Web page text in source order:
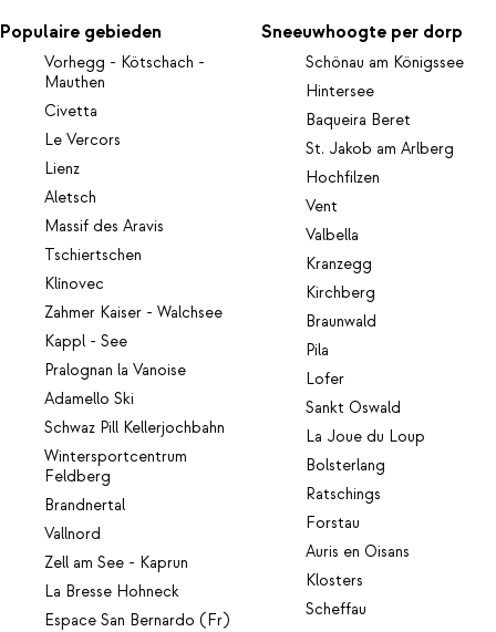
Populaire gebieden
Vorhegg - Kötschach -
Mauthen
Civetta
Le Vercors
Lienz
Aletsch
Massif des Aravis
Tschiertschen
Klínovec
Zahmer Kaiser - Walchsee
Kappl - See
Pralognan la Vanoise
Adamello Ski
Schwaz Pill Kellerjochbahn
Wintersportcentrum
Feldberg
Brandnertal
Vallnord
Zell am See - Kaprun
La Bresse Hohneck
Espace San Bernardo (Fr)
Sneeuwhoogte per dorp
Schönau am Königssee
Hintersee
Baqueira Beret
St. Jakob am Arlberg
Hochfilzen
Vent
Valbella
Kranzegg
Kirchberg
Braunwald
Pila
Lofer
Sankt Oswald
La Joue du Loup
Bolsterlang
Ratschings
Forstau
Auris en Oisans
Klosters
Scheffau